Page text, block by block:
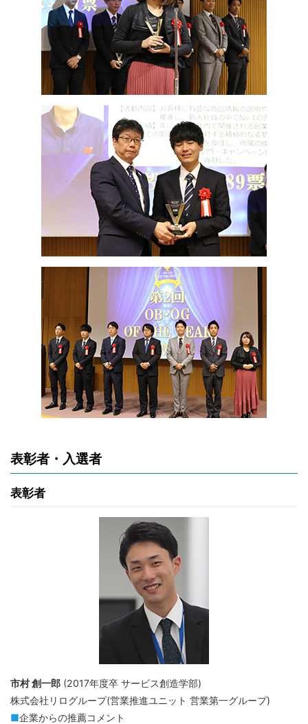
表彰者・入選者
表彰者
市村 創一郎 (2017年度卒 サービス創造学部)
株式会社リログループ(営業推進ユニット 営業第一グループ)
■企業からの推薦コメント